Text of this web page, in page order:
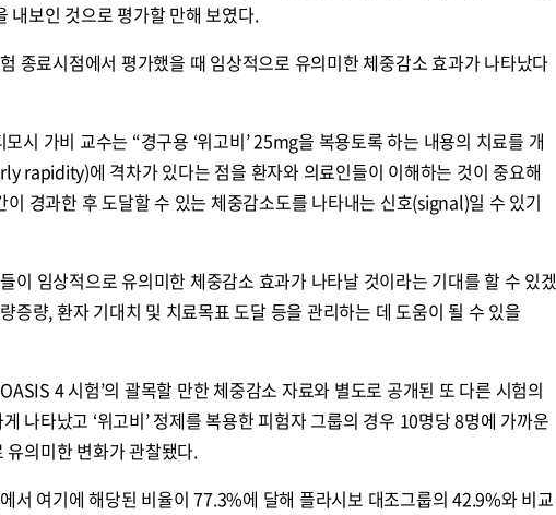
내보인 것으로 평가할 만해 보였다.
종료시점에서 평가했을 때 임상적으로 유의미한 체중감소 효과가 나타났다
시 가비 교수는 “경구용 ‘위고비’ 25mg을 복용토록 하는 내용의 치료를 개
rapidity)에 격차가 있다는 점을 환자와 의료인들이 이해하는 것이 중요해
경과한 후 도달할 수 있는 체중감소도를 나타내는 신호(signal)일 수 있기
이 임상적으로 유의미한 체중감소 효과가 나타날 것이라는 기대를 할 수 있겠
증량, 환자 기대치 및 치료목표 도달 등을 관리하는 데 도움이 될 수 있을
4 시험’의 괄목할 만한 체중감소 자료와 별도로 공개된 또 다른 시험의
나타났고 ‘위고비’ 정제를 복용한 피험자 그룹의 경우 10명당 8명에 가까운
의미한 변화가 관찰됐다.
서 여기에 해당된 비율이 77.3%에 달해 플라시보 대조그룹의 42.9%와 비교